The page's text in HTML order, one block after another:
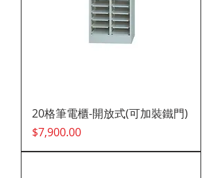
20格筆電櫃-開放式(可加裝鐵門)
價格
$7,900.00